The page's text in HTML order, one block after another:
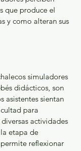
que produce el
y como alteran sus
simuladores
didácticos, son
asistentes sientan
para
actividades
etapa de
reflexionar